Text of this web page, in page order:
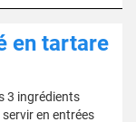
en tartare
3 ingrédients
en entrées